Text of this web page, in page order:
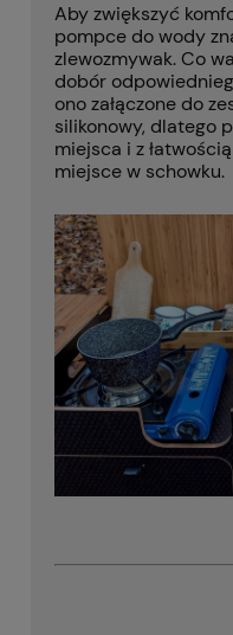
Aby zwiększyć
pompce do wody
zlewozmywak. Co
dobór
ono załączone do
silikonowy, dlatego
miejsca i z
miejsce w schowku.